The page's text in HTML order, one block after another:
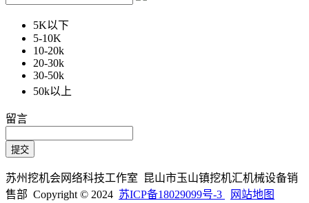
5K以下
5-10K
10-20k
20-30k
30-50k
50k以上
留言
苏州挖机会网络科技工作室 昆山市玉山镇挖机汇机械设备销
售部 Copyright © 2024 苏ICP备18029099号-3 网站地图